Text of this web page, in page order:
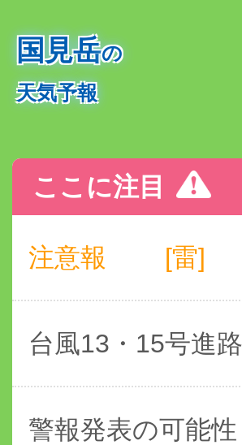
国見岳の
天気予報
ここに注目
注意報 [雷]
台風13・15号進
警報発表の可能性